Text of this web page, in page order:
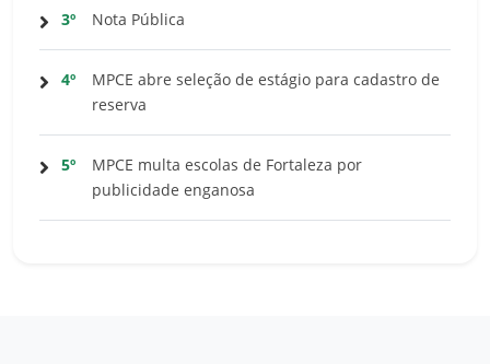
3º Nota Pública
4º
MPCE abre seleção de estágio para cadastro de
reserva
5º
MPCE multa escolas de Fortaleza por
publicidade enganosa